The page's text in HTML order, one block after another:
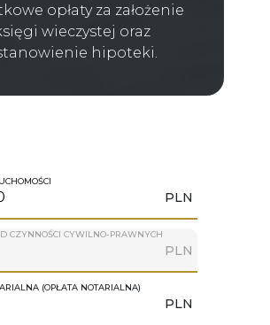
opłaty za założenie
wieczystej oraz
hipoteki.
PLN
CZYNNOŚCI CYWILNO-PRAWNYCH
PLN
(OPŁATA NOTARIALNA)
PLN